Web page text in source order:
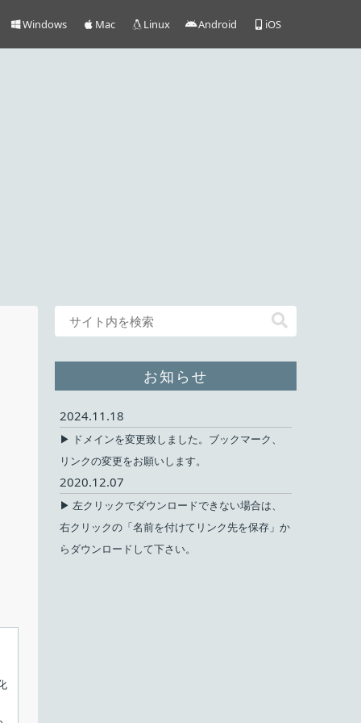
Windows Mac Linux Android iOS
お知らせ
2024.11.18
▶ ドメインを変更致しました。ブックマーク、
リンクの変更をお願いします。
2020.12.07
▶ 左クリックでダウンロードできない場合は、
右クリックの「名前を付けてリンク先を保存」か
らダウンロードして下さい。